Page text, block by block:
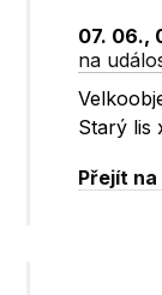
07. 06.,
na
Starý lis
Přejít